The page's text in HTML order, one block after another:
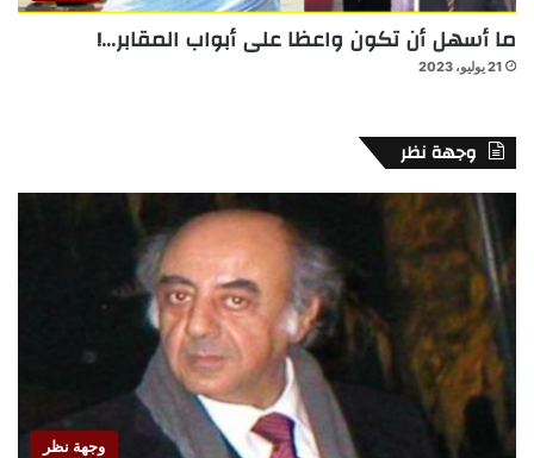
ما أسهل أن تكون واعظا على أبواب المقابر…!
21 يوليو، 2023
وجهة نظر
وجهة نظر